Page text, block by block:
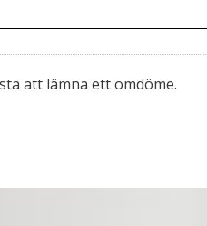
att lämna ett omdöme.